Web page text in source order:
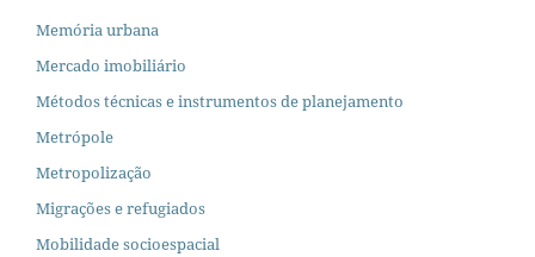
Memória urbana
Mercado imobiliário
Métodos técnicas e instrumentos de planejamento
Metrópole
Metropolização
Migrações e refugiados
Mobilidade socioespacial